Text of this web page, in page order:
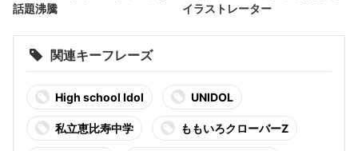
話題沸騰
イラストレーター
関連キーフレーズ
High school Idol UNIDOL
私立恵比寿中学 ももいろクローバーZ